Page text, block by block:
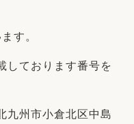
す。
ております番号を
州市小倉北区中島